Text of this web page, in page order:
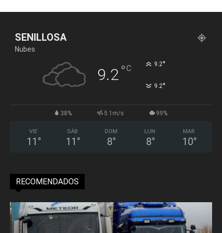
SENILLOSA
Nubes
9.2°C 9.2°
9.2°
38% 5.1m/s 99%
VIE
11 °
SÁB
11 °
DOM
8°
LUN
8°
MAR
10°
RECOMENDADOS